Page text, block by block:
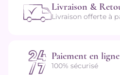
Livraison &
Livraison offerte à
Paiement en ligne
100% sécurisé